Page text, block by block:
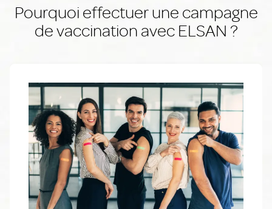
Pourquoi effectuer une campagne
de vaccination avec ELSAN ?